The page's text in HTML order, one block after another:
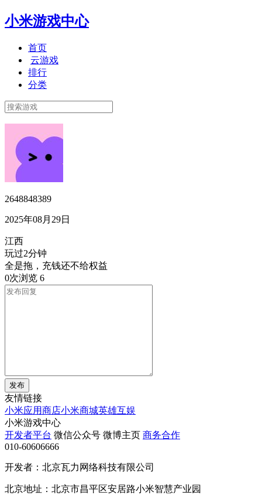
小米游戏中心
首页
云游戏
排行
分类
2648848389
2025年08月29日
江西
玩过2分钟
全是拖，充钱还不给权益
0次浏览 6
发布
友情链接
小米应用商店小米商城英雄互娱
小米游戏中心
开发者平台 微信公众号 微博主页 商务合作
010-60606666
开发者：北京瓦力网络科技有限公司
北京地址：北京市昌平区安居路小米智慧产业园